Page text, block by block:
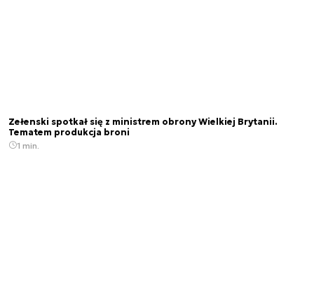
Zełenski spotkał się z ministrem obrony Wielkiej Brytanii.
Tematem produkcja broni
1 min.